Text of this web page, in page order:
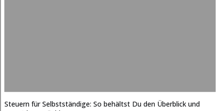
Steuern für Selbstständige: So behältst Du den Überblick und